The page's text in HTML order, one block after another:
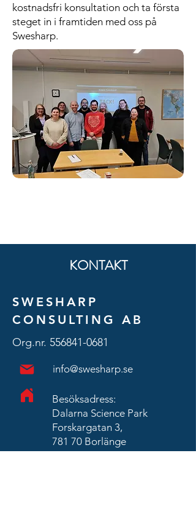
kostnadsfri konsultation och ta första
steget in i framtiden med oss på
Swesharp.
KONTAKT
SWESHARP
CONSULTING AB
Org.nr. 556841-0681
info@swesharp.se
Besöksadress:
Dalarna Science Park
Forskargatan 3,
781 70 Borlänge